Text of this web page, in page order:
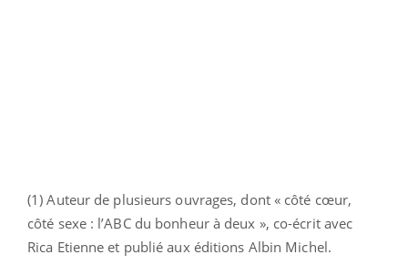
(1) Auteur de plusieurs ouvrages, dont « côté cœur,
côté sexe : l’ABC du bonheur à deux », co-écrit avec
Rica Etienne et publié aux éditions Albin Michel.